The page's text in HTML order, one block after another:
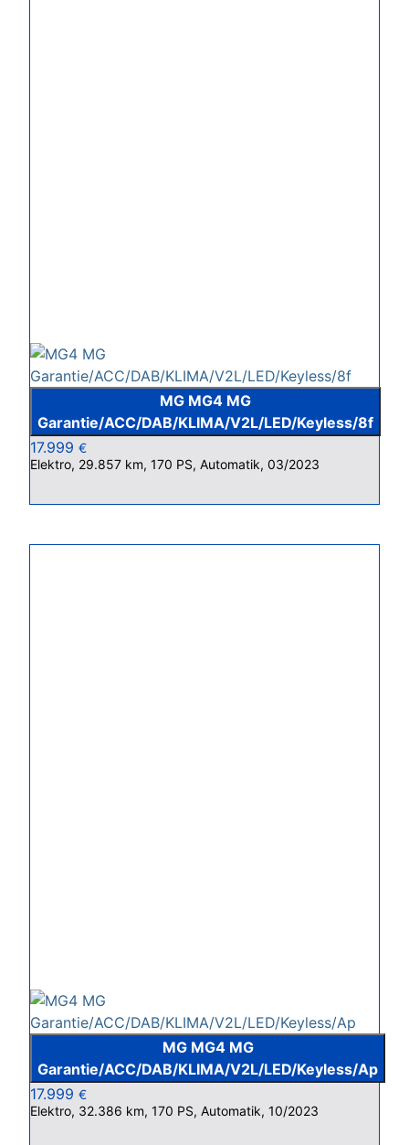
MG MG4 MG
Garantie/ACC/DAB/KLIMA/V2L/LED/Keyless/8f
17.999 €
Elektro, 29.857 km, 170 PS, Automatik, 03/2023
MG MG4 MG
Garantie/ACC/DAB/KLIMA/V2L/LED/Keyless/Ap
17.999 €
Elektro, 32.386 km, 170 PS, Automatik, 10/2023